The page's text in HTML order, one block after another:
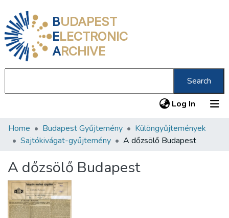
BUDAPEST
ELECTRONIC
ARCHIVE
Search
Log In (current)
Communities & Collections
Statistics
About us
Home Budapest Gyűjtemény
Különgyűjtemények
Sajtókivágat-gyűjtemény
A dőzsölő Budapest
A dőzsölő Budapest